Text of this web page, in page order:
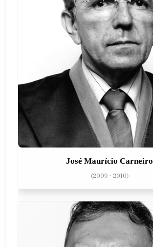
José Maurício Carneiro
(2009 - 2010)